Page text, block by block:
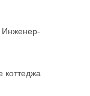
Инженер-
коттеджа